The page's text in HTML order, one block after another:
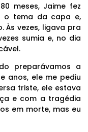
meses, Jaime fez
o tema da capa e,
Às vezes, ligava pra
sumia e, no dia
preparávamos a
anos, ele me pediu
triste, ele estava
e com a tragédia
em morte, mas eu